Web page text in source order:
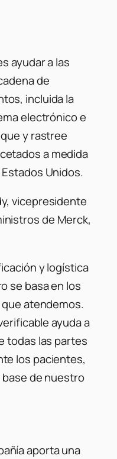
ayudar a las
de
incluida la
electrónico e
y rastree
a medida
Unidos.
vicepresidente
de Merck,
y logística
se basa en los
atendemos.
ayuda a
todas las partes
los pacientes,
de nuestro
aporta una